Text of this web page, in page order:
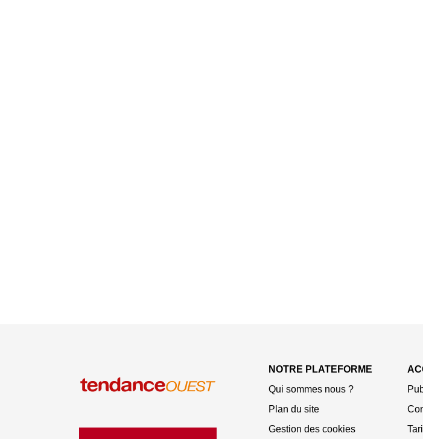
NOTRE PLATEFORME
Qui sommes nous ?
Plan du site
Gestion des cookies